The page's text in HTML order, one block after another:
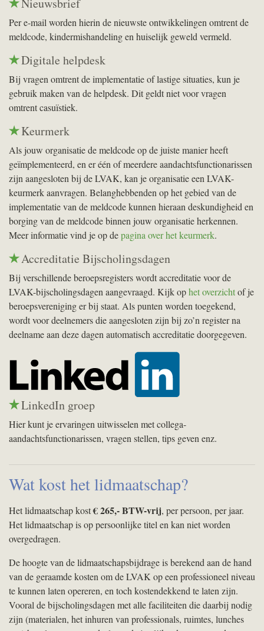
Nieuwsbrief
Per e-mail worden hierin de nieuwste ontwikkelingen omtrent de
meldcode, kindermishandeling en huiselijk geweld vermeld.
Digitale helpdesk
Bij vragen omtrent de implementatie of lastige situaties, kun je
gebruik maken van de helpdesk. Dit geldt niet voor vragen
omtrent casuïstiek.
Keurmerk
Als jouw organisatie de meldcode op de juiste manier heeft
geïmplementeerd, en er één of meerdere aandachtsfunctionarissen
zijn aangesloten bij deLVAK, kan je organisatie eenLVAK-
keurmerk aanvragen. Belanghebbenden op het gebied van de
implementatie van de meldcode kunnen hieraan deskundigheid en
borging van de meldcode binnen jouw organisatie herkennen.
Meer informatie vind je op depagina over het keurmerk.
Accreditatie Bijscholingsdagen
Bij verschillende beroepsregisters wordt accreditatie voor de
LVAK-bijscholingsdagen aangevraagd. Kijk ophet overzichtof je
beroepsvereniging er bij staat. Als punten worden toegekend,
wordt voor deelnemers die aangesloten zijn bij zo’n register na
deelname aan deze dagen automatisch accreditatie doorgegeven.
LinkedIn groep
Hier kunt je ervaringen uitwisselen met collega-
aandachtsfunctionarissen, vragen stellen, tips geven enz.
Wat kost het lidmaatschap?
Het lidmaatschap kost€ 265,-BTW-vrij, per persoon, per jaar.
Het lidmaatschap is op persoonlijke titel en kan niet worden
overgedragen.
De hoogte van de lidmaatschapsbijdrage is berekend aan de hand
van de geraamde kosten om deLVAK op een professioneel niveau
te kunnen laten opereren, en toch kostendekkend te laten zijn.
Vooral de bijscholingsdagen met alle faciliteiten die daarbij nodig
zijn (materialen, het inhuren van professionals, ruimtes, lunches